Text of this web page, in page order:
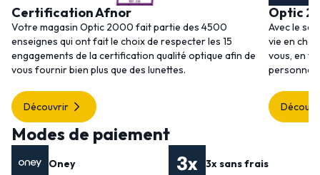
Certification Afnor
Votre magasin Optic 2000 fait partie des 4500
enseignes qui ont fait le choix de respecter les 15
engagements de la certification qualité optique afin de
vous fournir bien plus que des lunettes.
Découvrir
Optic
Avec le
vie en
vous, en
Modes de paiement
Oney 3x sans frais